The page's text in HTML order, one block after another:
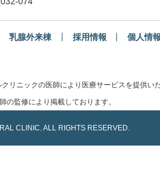
乳腺外来棟 採用情報 個人情
ニックの医師により医療サービスを提供いた
監修により掲載しております。
CLINIC.ALL RIGHTS RESERVED.